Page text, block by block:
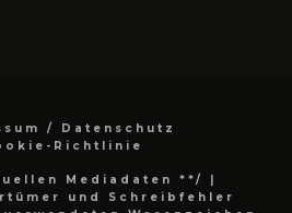
/ Datenschutz
Richtlinie
Mediadaten **/
|
und Schreibfehler